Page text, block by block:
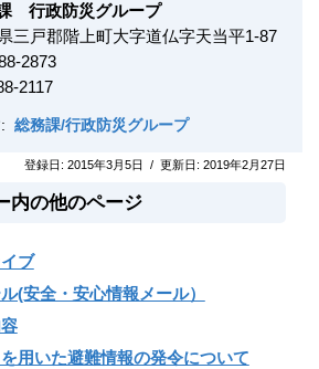
行政防災グループ
三戸郡階上町大字道仏字天当平1-87
2873
2117
総務課/行政防災グループ
登録日: 2015年3月5日 / 更新日: 2019年2月27日
内の他のページ
ブ
(安全・安心情報メール）
を用いた避難情報の発令について